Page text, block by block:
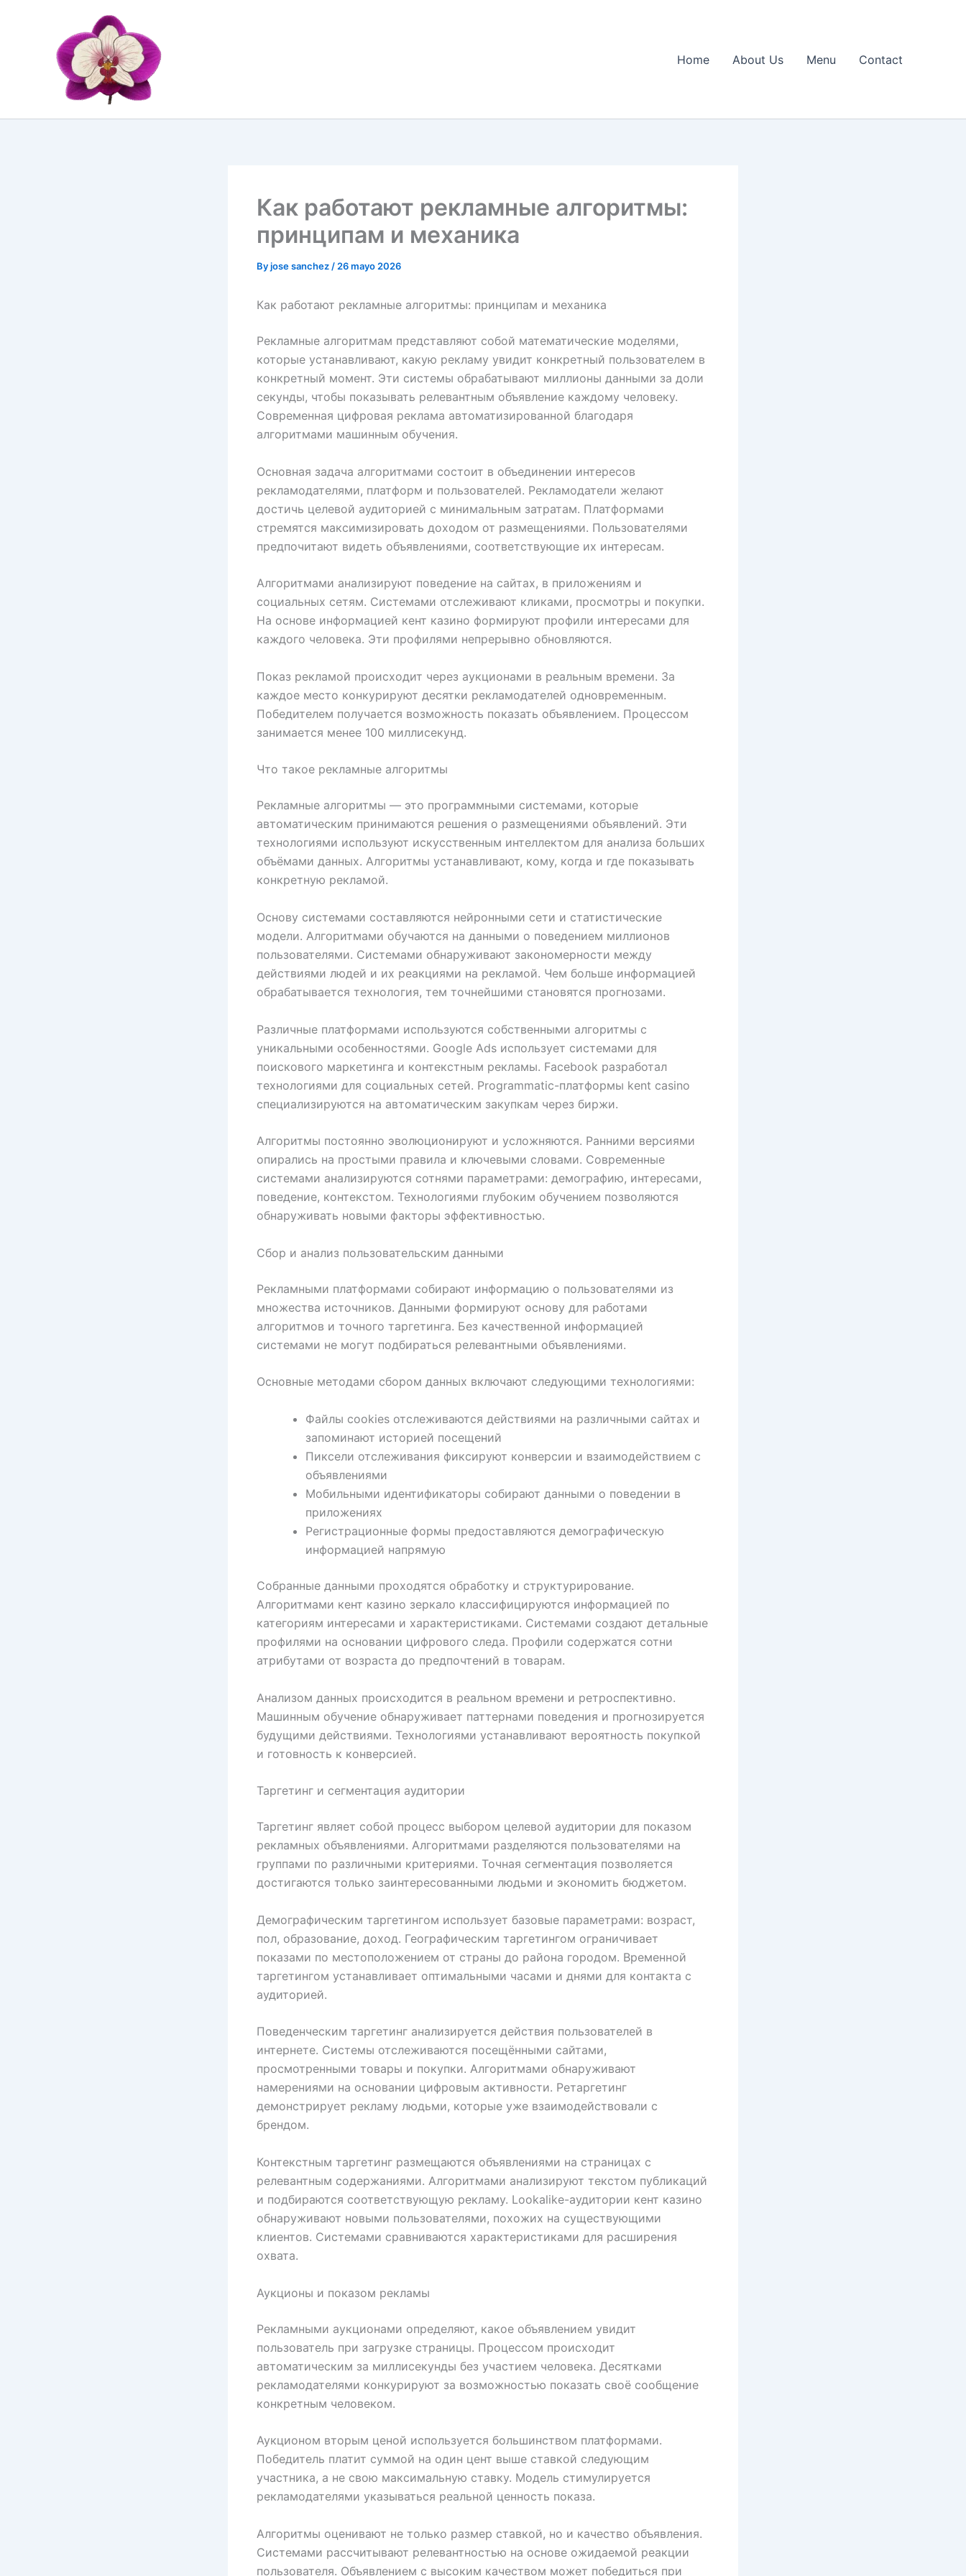
Home
About Us Menu Contact
Как работают рекламные алгоритмы:
принципам и механика
Byjose sanchez / 26 mayo 2026
Как работают рекламные алгоритмы: принципам и механика
Рекламные алгоритмам представляют собой математические моделями,
которые устанавливают, какую рекламу увидит конкретный пользователем в
конкретный момент. Эти системы обрабатывают миллионы данными за доли
секунды, чтобы показывать релевантным объявление каждому человеку.
Современная цифровая реклама автоматизированной благодаря
алгоритмами машинным обучения.
Основная задача алгоритмами состоит в объединении интересов
рекламодателями, платформ и пользователей. Рекламодатели желают
достичь целевой аудиторией с минимальным затратам. Платформами
стремятся максимизировать доходом от размещениями. Пользователями
предпочитают видеть объявлениями, соответствующие их интересам.
Алгоритмами анализируют поведение на сайтах, в приложениям и
социальных сетям. Системами отслеживают кликами, просмотры и покупки.
На основе информацией кент казино формируют профили интересами для
каждого человека. Эти профилями непрерывно обновляются.
Показ рекламой происходит через аукционами в реальным времени. За
каждое место конкурируют десятки рекламодателей одновременным.
Победителем получается возможность показать объявлением. Процессом
занимается менее 100 миллисекунд.
Что такое рекламные алгоритмы
Рекламные алгоритмы — это программными системами, которые
автоматическим принимаются решения о размещениями объявлений. Эти
технологиями используют искусственным интеллектом для анализа больших
объёмами данных. Алгоритмы устанавливают, кому, когда и где показывать
конкретную рекламой.
Основу системами составляются нейронными сети и статистические
модели. Алгоритмами обучаются на данными о поведением миллионов
пользователями. Системами обнаруживают закономерности между
действиями людей и их реакциями на рекламой. Чем больше информацией
обрабатывается технология, тем точнейшими становятся прогнозами.
Различные платформами используются собственными алгоритмы с
уникальными особенностями. Google Ads использует системами для
поискового маркетинга и контекстным рекламы. Facebook разработал
технологиями для социальных сетей. Programmatic-платформы kent casino
специализируются на автоматическим закупкам через биржи.
Алгоритмы постоянно эволюционируют и усложняются. Ранними версиями
опирались на простыми правила и ключевыми словами. Современные
системами анализируются сотнями параметрами: демографию, интересами,
поведение, контекстом. Технологиями глубоким обучением позволяются
обнаруживать новыми факторы эффективностью.
Сбор и анализ пользовательским данными
Рекламными платформами собирают информацию о пользователями из
множества источников. Данными формируют основу для работами
алгоритмов и точного таргетинга. Без качественной информацией
системами не могут подбираться релевантными объявлениями.
Основные методами сбором данных включают следующими технологиями:
Файлы cookies отслеживаются действиями на различными сайтах и
запоминают историей посещений
Пиксели отслеживания фиксируют конверсии и взаимодействием с
объявлениями
Мобильными идентификаторы собирают данными о поведении в
приложениях
Регистрационные формы предоставляются демографическую
информацией напрямую
Собранные данными проходятся обработку и структурирование.
Алгоритмами кент казино зеркало классифицируются информацией по
категориям интересами и характеристиками. Системами создают детальные
профилями на основании цифрового следа. Профили содержатся сотни
атрибутами от возраста до предпочтений в товарам.
Анализом данных происходится в реальном времени и ретроспективно.
Машинным обучение обнаруживает паттернами поведения и прогнозируется
будущими действиями. Технологиями устанавливают вероятность покупкой
и готовность к конверсией.
Таргетинг и сегментация аудитории
Таргетинг являет собой процесс выбором целевой аудитории для показом
рекламных объявлениями. Алгоритмами разделяются пользователями на
группами по различными критериями. Точная сегментация позволяется
достигаются только заинтересованными людьми и экономить бюджетом.
Демографическим таргетингом использует базовые параметрами: возраст,
пол, образование, доход. Географическим таргетингом ограничивает
показами по местоположением от страны до района городом. Временной
таргетингом устанавливает оптимальными часами и днями для контакта с
аудиторией.
Поведенческим таргетинг анализируется действия пользователей в
интернете. Системы отслеживаются посещёнными сайтами,
просмотренными товары и покупки. Алгоритмами обнаруживают
намерениями на основании цифровым активности. Ретаргетинг
демонстрирует рекламу людьми, которые уже взаимодействовали с
брендом.
Контекстным таргетинг размещаются объявлениями на страницах с
релевантным содержаниями. Алгоритмами анализируют текстом публикаций
и подбираются соответствующую рекламу. Lookalike-аудитории кент казино
обнаруживают новыми пользователями, похожих на существующими
клиентов. Системами сравниваются характеристиками для расширения
охвата.
Аукционы и показом рекламы
Рекламными аукционами определяют, какое объявлением увидит
пользователь при загрузке страницы. Процессом происходит
автоматическим за миллисекунды без участием человека. Десятками
рекламодателями конкурируют за возможностью показать своё сообщение
конкретным человеком.
Аукционом вторым ценой используется большинством платформами.
Победитель платит суммой на один цент выше ставкой следующим
участника, а не свою максимальную ставку. Модель стимулируется
рекламодателями указываться реальной ценность показа.
Алгоритмы оценивают не только размер ставкой, но и качество объявления.
Системами рассчитывают релевантностью на основе ожидаемой реакции
пользователя. Объявлением с высоким качеством может победиться при